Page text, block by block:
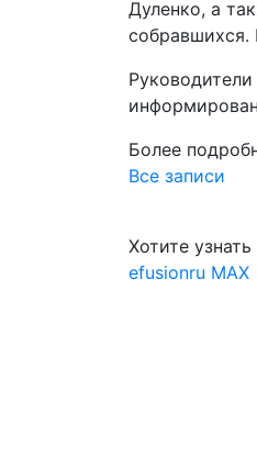
Дуленко, а
собравшихся.
Более
Все записи
Хотите
efusionru MAX